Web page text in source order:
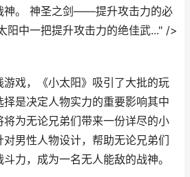
神。 神圣之剑——提升攻击力的必
阳中一把提升攻击力的绝佳武..." />
戏，《小太阳》吸引了大批的玩
是决定人物实力的重要影响其中
为无论兄弟们带来一份详尽的小
男性人物设计，帮助无论兄弟们
力，成为一名无人能敌的战神。